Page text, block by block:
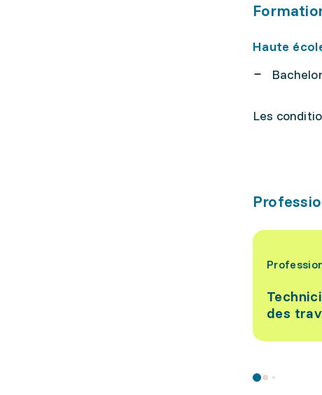
Haute
Les
des